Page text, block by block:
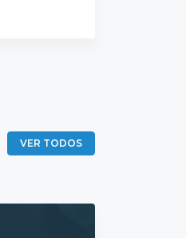
VER TODOS